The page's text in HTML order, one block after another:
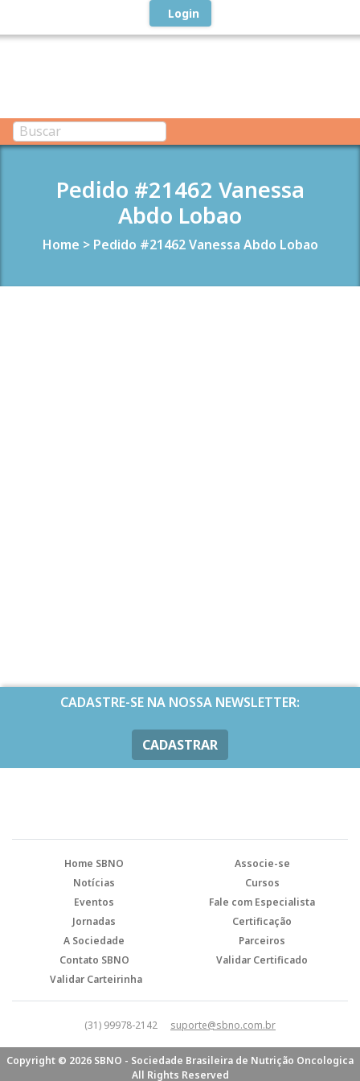
Login
Pedido #21462 Vanessa
Abdo Lobao
Home > Pedido #21462 Vanessa Abdo Lobao
CADASTRE-SE NA NOSSA NEWSLETTER:
CADASTRAR
Home SBNO
Associe-se
Notícias
Cursos
Eventos
Fale com Especialista
Jornadas
Certificação
A Sociedade
Parceiros
Contato SBNO
Validar Certificado
Validar Carteirinha
(31) 99978-2142 suporte@sbno.com.br
Copyright © 2026 SBNO - Sociedade Brasileira de Nutrição Oncologica
All Rights Reserved